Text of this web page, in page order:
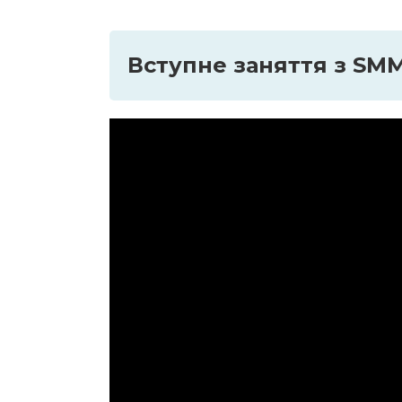
Вступне заняття з